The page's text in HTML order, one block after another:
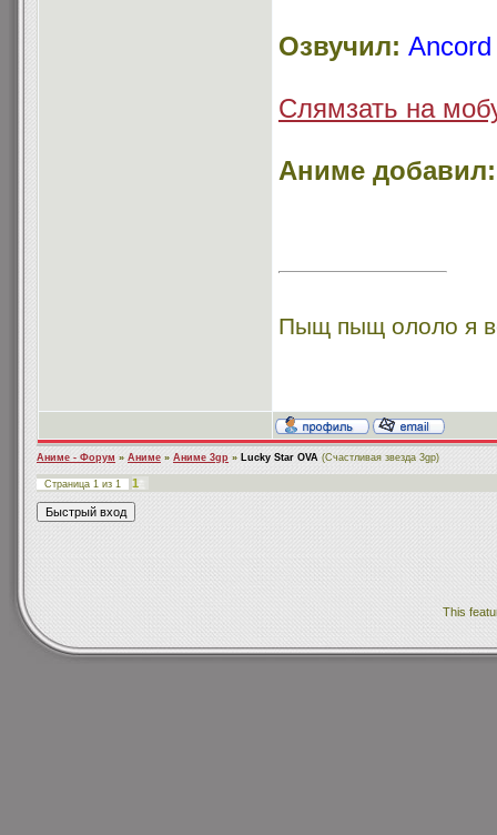
Озвучил: Ancord
Слямзать на
Аниме добавил:
Пыщ пыщ ололо я
Аниме - Форум » Аниме » Аниме 3gp » Lucky Star OVA (Счастливая звезда 3gp)
Страница 1 из 1 1
This